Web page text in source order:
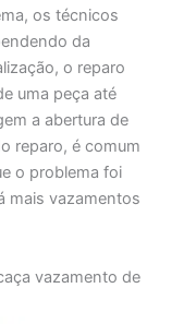
os técnicos
da
o reparo
uma peça até
a abertura de
reparo, é comum
o problema foi
mais vazamentos
vazamento de